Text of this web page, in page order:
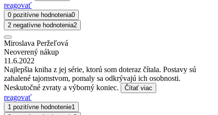
reagovať
0 pozitívne hodnotenia0
2 negatívne hodnotenia2
Miroslava Peržeľová
Neoverený nákup
11.6.2022
Najlepšia kniha z jej série, ktorú som doteraz čítala. Postavy sú
zahalené tajomstvom, pomaly sa odkrývajú ich osobnosti.
Neskutočné zvraty a výborný koniec.
Čítať viac
reagovať
1 pozitívne hodnotenie1